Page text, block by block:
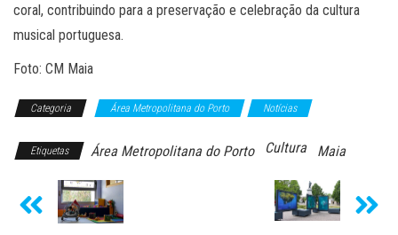
coral, contribuindo para a preservação e celebração da cultura
musical portuguesa.
Foto: CM Maia
Categoria Área Metropolitana do Porto Notícias
Etiquetas Área Metropolitana do Porto Cultura Maia